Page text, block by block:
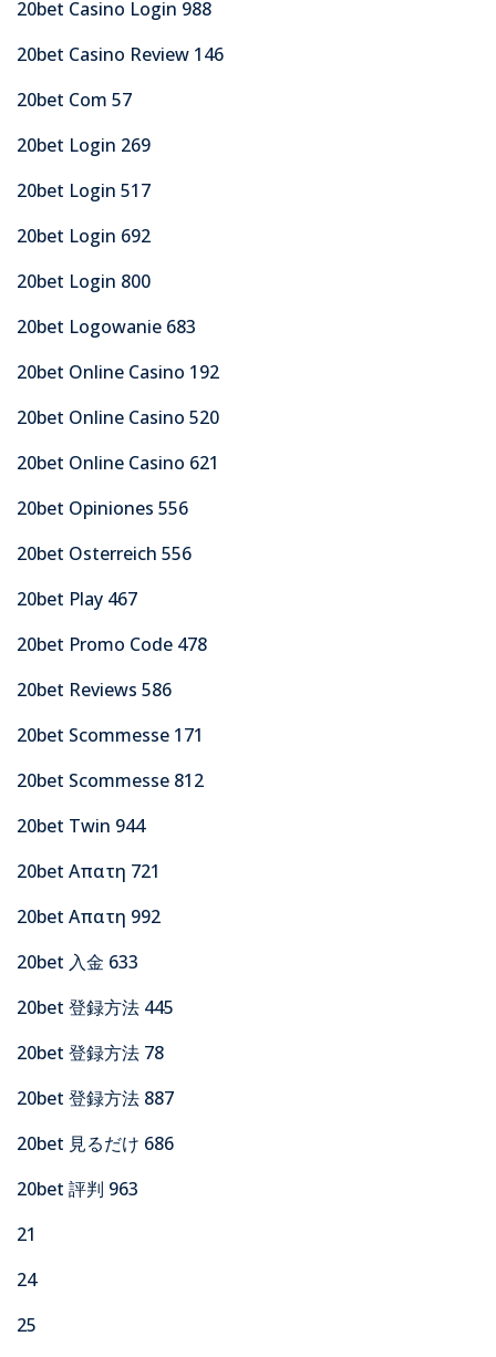
20bet Casino Login 988
20bet Casino Review 146
20bet Com 57
20bet Login 269
20bet Login 517
20bet Login 692
20bet Login 800
20bet Logowanie 683
20bet Online Casino 192
20bet Online Casino 520
20bet Online Casino 621
20bet Opiniones 556
20bet Osterreich 556
20bet Play 467
20bet Promo Code 478
20bet Reviews 586
20bet Scommesse 171
20bet Scommesse 812
20bet Twin 944
20bet Απατη 721
20bet Απατη 992
20bet 入金 633
20bet 登録方法 445
20bet 登録方法 78
20bet 登録方法 887
20bet 見るだけ 686
20bet 評判 963
21
24
25